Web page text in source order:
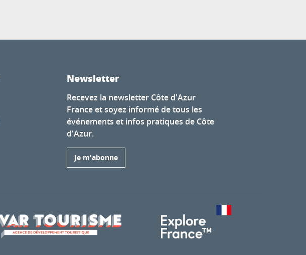
Newsletter
Recevez la newsletter Côte d'Azur
France et soyez informé de tous les
événements et infos pratiques de Côte
d'Azur.
Je m'abonne